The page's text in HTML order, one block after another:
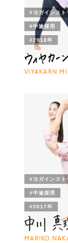
VIYAKARN
#ヨガインスト
#中途採用
#2018年
MARIKO
#ヨガインスト
#中途採用
#2017年